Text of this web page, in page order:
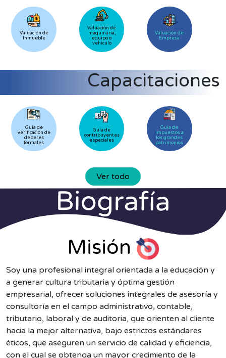
Valuación de
Inmueble
Valuación de
maquinaria,
equipo o
vehículo
Valuación de
Empresa
Capacitaciones
Guía de
verificación de
deberes
formales
Guía de
contribuyentes
especiales
Guía de
impuestos a
los grandes
patrimonios
Ver todo
Misión
Soy una profesional integral orientada a la educación y
a generar cultura tributaria y óptima gestión
empresarial, ofrecer soluciones integrales de asesoría y
consultoría en el campo administrativo, contable,
tributario, laboral y de auditoria, que orienten al cliente
hacia la mejor alternativa, bajo estrictos estándares
éticos, que aseguren un servicio de calidad y eficiencia,
con el cual se obtenga un mayor crecimiento de la